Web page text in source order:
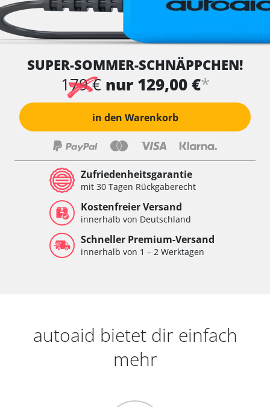
SUPER-SOMMER-SCHNÄPPCHEN!
179 € nur 129,00 €*
in den Warenkorb
Zufriedenheitsgarantie
mit 30 Tagen Rückgaberecht
Kostenfreier Versand
innerhalb von Deutschland
Schneller Premium-Versand
innerhalb von 1 – 2 Werktagen
autoaid bietet dir einfach
mehr